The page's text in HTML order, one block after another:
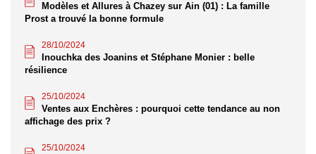
Modèles et Allures à Chazey sur Ain (01) : La famille
Prost a trouvé la bonne formule
28/10/2024
Inouchka des Joanins et Stéphane Monier : belle
résilience
25/10/2024
Ventes aux Enchères : pourquoi cette tendance au non
affichage des prix ?
25/10/2024